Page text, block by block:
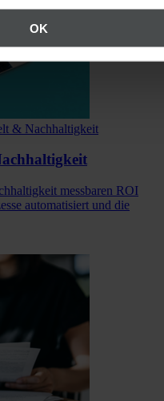
OK
& Nachhaltigkeit
messbaren ROI
automatisiert und die